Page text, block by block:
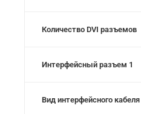
Количество DVI разъемов
Интерфейсный разъем 1
Вид интерфейсного кабеля